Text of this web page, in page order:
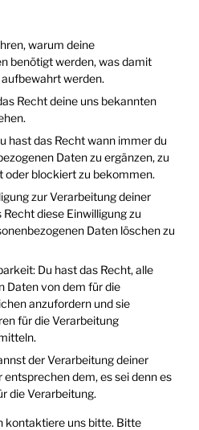
warum deine
benötigt werden, was damit
werden.
Recht deine uns bekannten
hast das Recht wann immer du
Daten zu ergänzen, zu
oder blockiert zu bekommen.
zur Verarbeitung deiner
diese Einwilligung zu
Daten löschen zu
Du hast das Recht, alle
Daten von dem für die
anzufordern und sie
für die Verarbeitung
der Verarbeitung deiner
dem, es sei denn es
die Verarbeitung.
kontaktiere uns bitte. Bitte